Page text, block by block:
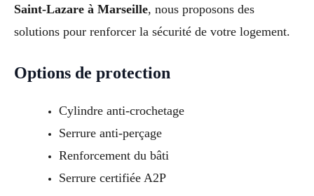
Saint-Lazare à Marseille, nous proposons des
solutions pour renforcer la sécurité de votre logement.
Options de protection
Cylindre anti-crochetage
Serrure anti-perçage
Renforcement du bâti
Serrure certifiée A2P